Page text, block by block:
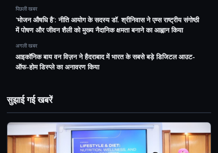
पिछली खबर
'भोजन औषधि है': नीति आयोग के सदस्य डॉ. श्रीनिवास ने एम्स राष्ट्रीय संगोष्ठी
में पोषण और जीवन शैली को मुख्य नैदानिक ​​​​क्षमता बनाने का आह्वान किया
अगली खबर
आइकॉनिक बाय वन विज़न ने हैदराबाद में भारत के सबसे बड़े डिजिटल आउट-
ऑफ-होम डिस्प्ले का अनावरण किया
सुझाई गई खबरें